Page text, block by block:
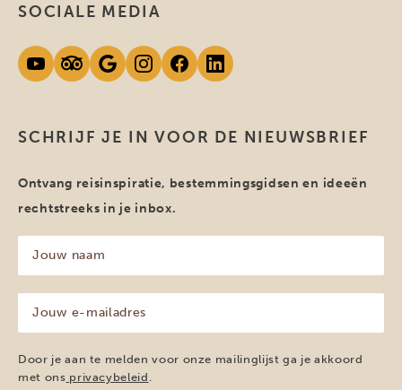
SCHRIJF JE IN VOOR DE NIEUWSBRIEF
Ontvang reisinspiratie, bestemmingsgidsen en ideeën
rechtstreeks in je inbox.
naam
(Vereist)
mailadres
(Vereist)
Door je aan te melden voor onze mailinglijst ga je akkoord
met ons privacybeleid
SOCIALE MEDIA